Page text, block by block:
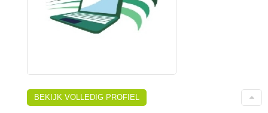
BEKIJK VOLLEDIG PROFIEL